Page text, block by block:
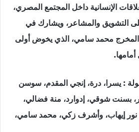
الإنسانية داخل المجتمع المصري،
التشويق والمشاعر، ويشارك في
المخرج محمد سامي، الذي يخوض أولى
يسرا، درة، إنجي المقدم، سوسن
بسنت شوقي، إدوارد، منة فضالي،
نور إيهاب، وأشرف زكي، محمد سامي،